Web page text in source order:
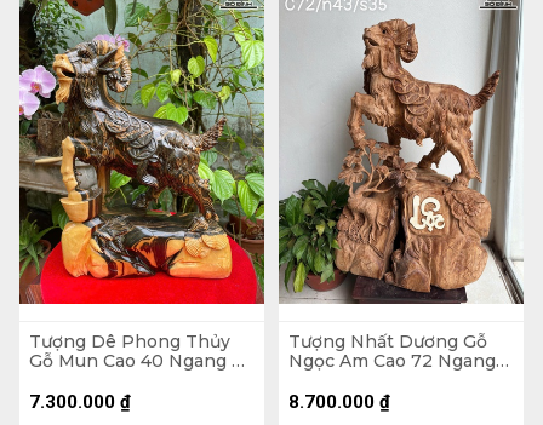
Tượng Dê Phong Thủy
Gỗ Mun Cao 40 Ngang 29
7.300.000 ₫
Tượng Nhất Dương Gỗ
Ngọc Am Cao 72 Ngang
8.700.000 ₫